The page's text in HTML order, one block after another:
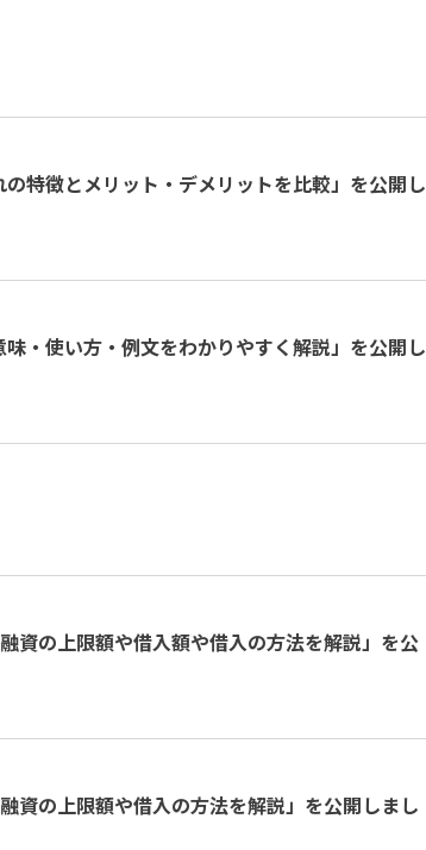
特徴とメリット・デメリットを比較」を公開し
・使い方・例文をわかりやすく解説」を公開し
資の上限額や借入額や借入の方法を解説」を公
資の上限額や借入の方法を解説」を公開しまし